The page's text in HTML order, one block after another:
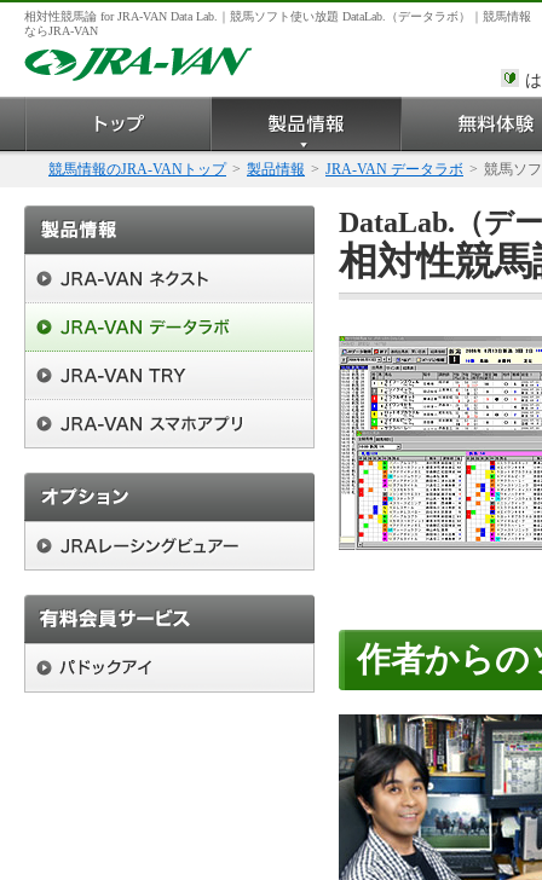
相対性競馬論 for JRA-VAN Data Lab.｜競馬ソフト使い放題 DataLab.（データラボ）｜競馬情報
ならJRA-VAN
競馬情報のJRA-VANトップ > 製品情報 > JRA-VAN データラボ > 競馬ソ
DataLab.（デ
相対性競
作者からの